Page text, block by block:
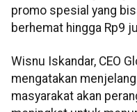
promo spesial yang
berhemat hingga Rp9
Wisnu Iskandar, CEO
mengatakan
masyarakat akan